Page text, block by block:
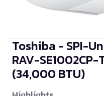
Toshiba - SPI-
RAV-
(34,000 BTU)